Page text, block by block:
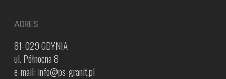
ADRES
81-029 GDYNIA
ul. Północna 8
e-mail: info@ps-granit.pl